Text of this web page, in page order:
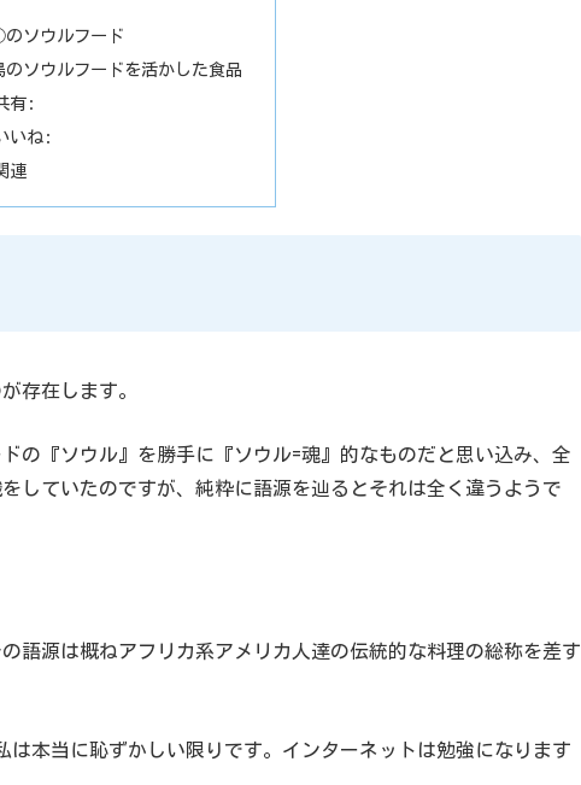
ソウルフード
のソウルフードを活かした食品
有:
いね:
連
存在します。
の『ソウル』を勝手に『ソウル=魂』的なものだと思い込み、全
していたのですが、純粋に語源を辿るとそれは全く違うようで
語源は概ねアフリカ系アメリカ人達の伝統的な料理の総称を差す
は本当に恥ずかしい限りです。インターネットは勉強になります